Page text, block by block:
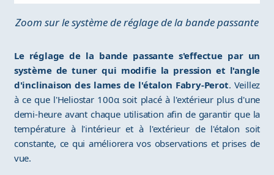
Zoom sur le système de réglage de la bande passante
Le réglage de la bande passante s'effectue par un
système de tuner qui modifie la pression et l'angle
d'inclinaison des lames de l'étalon Fabry-Perot. Veillez
à ce que l'Heliostar 100α soit placé à l'extérieur plus d'une
demi-heure avant chaque utilisation afin de garantir que la
température à l'intérieur et à l'extérieur de l'étalon soit
constante, ce qui améliorera vos observations et prises de
vue.